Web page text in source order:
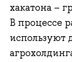
хакатона –
В процессе
используют